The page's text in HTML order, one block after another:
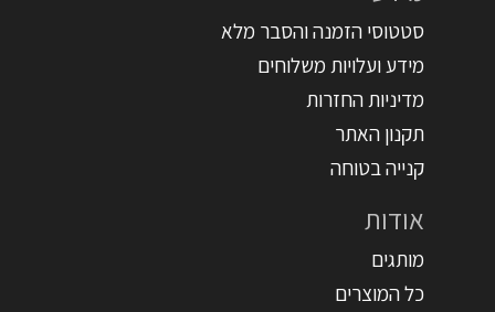
סטטוסי הזמנה והסבר מלא
מידע ועלויות משלוחים
מדיניות החזרות
תקנון האתר
קנייה בטוחה
אודות
מותגים
כל המוצרים